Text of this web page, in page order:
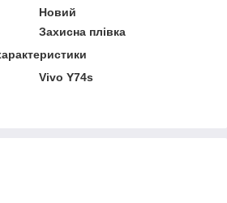
Новий
Захисна плівка
Vivo Y74s